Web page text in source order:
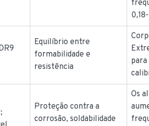
Equilíbrio entre
formabilidade e
resistência
Proteção contra a
corrosão, soldabilidade
Os